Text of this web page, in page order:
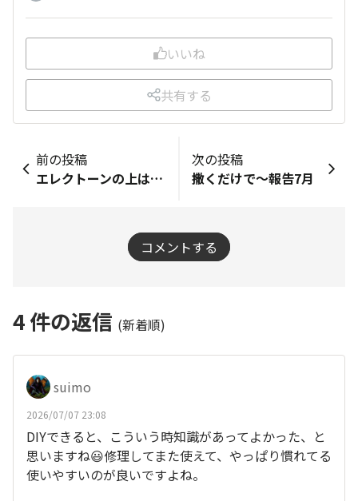
いいね
共有する
前の投稿
エレクトーンの上は私のコレクション置き場
次の投稿
撒くだけで〜報告7月
コメントする
4件の返信 (新着順)
suimo
2026/07/07 23:08
DIYできると、こういう時知識があってよかった、と
思いますね😃修理してまた使えて、やっぱり慣れてる
使いやすいのが良いですよね。